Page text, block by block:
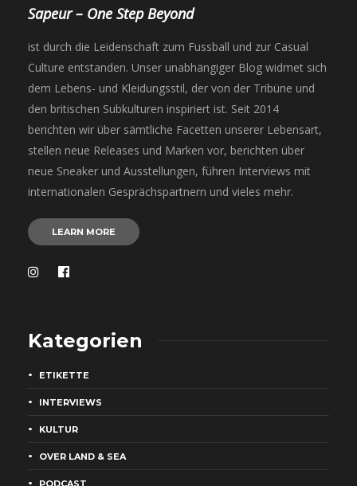
Sapeur – One Step Beyond
ist durch die Leidenschaft zum Fussball und zur Casual
Culture entstanden. Unser unabhängiger Blog widmet sich
dem Lebens- und Kleidungsstil, der von der Tribüne und
den britischen Subkulturen inspiriert ist. Seit 2014
berichten wir über sämtliche Facetten unserer Lebensart,
stellen neue Releases und Marken vor, berichten über
neue Sneaker und Ausstellungen, führen Interviews mit
internationalen Gesprächspartnern und vieles mehr.
LEARN MORE
Kategorien
ETIKETTE
INTERVIEWS
KULTUR
OVER LAND & SEA
PODCAST